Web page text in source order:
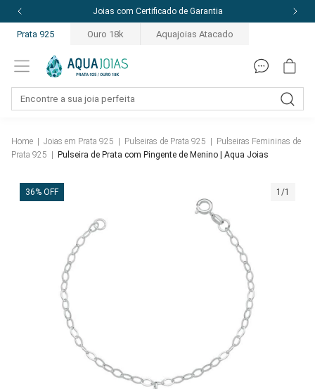
Joias com Certificado de Garantia
Prata 925 Ouro 18k Aquajoias Atacado
Home Joias em Prata 925 Pulseiras de Prata 925
Pulseiras Femininas de
Prata 925
Pulseira de Prata com Pingente de Menino | Aqua Joias
36% OFF 1/1